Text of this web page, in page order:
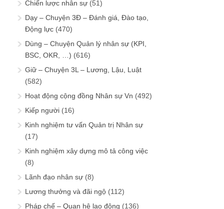
Chiến lược nhân sự (51)
Dạy – Chuyện 3Đ – Đánh giá, Đào tạo,
Động lực (470)
Dùng – Chuyện Quản lý nhân sự (KPI,
BSC, OKR, …) (616)
Giữ – Chuyện 3L – Lương, Lậu, Luật
(582)
Hoạt động cộng đồng Nhân sự Vn (492)
Kiếp người (16)
Kinh nghiệm tư vấn Quản trị Nhân sự
(17)
Kinh nghiệm xây dựng mô tả công việc
(8)
Lãnh đạo nhân sự (8)
Lương thưởng và đãi ngộ (112)
Pháp chế – Quan hệ lao động (136)